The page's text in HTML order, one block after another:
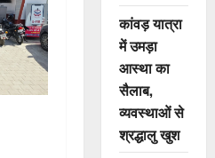
कांवड़ यात्रा
में उमड़ा
आस्था का
सैलाब,
व्यवस्थाओं से
श्रद्धालु खुश